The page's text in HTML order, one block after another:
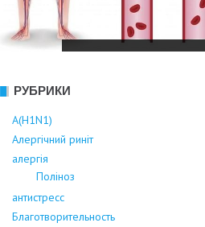
Тромбоз
РУБРИКИ
А(Н1N1)
Алергічний риніт
алергія
Поліноз
антистресс
Благотворительность